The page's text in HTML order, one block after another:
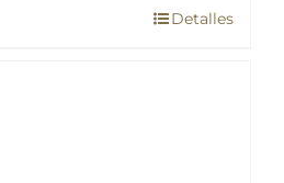
Detalles